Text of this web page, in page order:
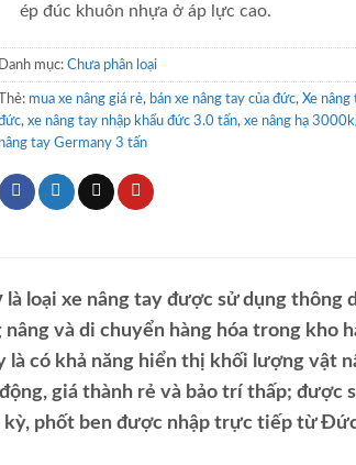
ép đúc khuôn nhựa ở áp lực cao.
Danh mục: Chưa phân loại
Thẻ: mua xe nâng giá rẻ, bán xe nâng tay của đức, Xe
, xe nâng tay nhập khẩu đức 3.0 tấn, xe nâng hạ
nâng tay Germany 3 tấn
là loại xe nâng tay được sử dụng thông
và di chuyển hàng hóa trong kho
là có khả năng hiển thị khối lượng vật
giá thành rẻ và bảo trí thấp; được
kỳ, phốt ben được nhập trực tiếp từ